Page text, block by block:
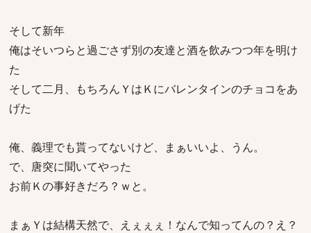
そして新年
俺はそいつらと過ごさず別の友達と酒を飲みつつ年を明け
た
そして二月、もちろんＹはＫにバレンタインのチョコをあ
げた
俺、義理でも貰ってないけど、まぁいいよ、うん。
で、唐突に聞いてやった
お前Ｋの事好きだろ？ｗと。
まぁＹは結構天然で、えぇぇぇ！なんで知ってんの？え？